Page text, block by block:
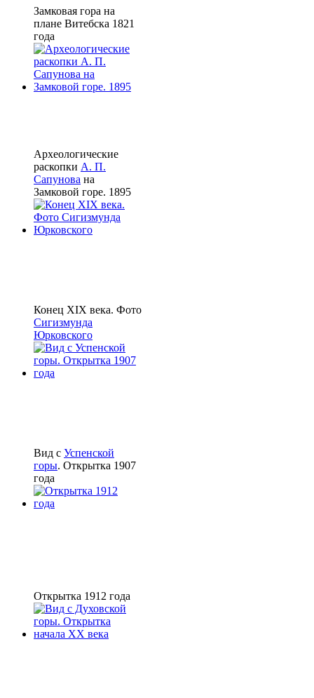
Замковая гора на
плане Витебска 1821
года
Археологические
раскопки А. П.
Сапунова на
Замковой горе. 1895
Конец XIX века. Фото
Сигизмунда
Юрковского
Вид с Успенской
горы. Открытка 1907
года
Открытка 1912 года